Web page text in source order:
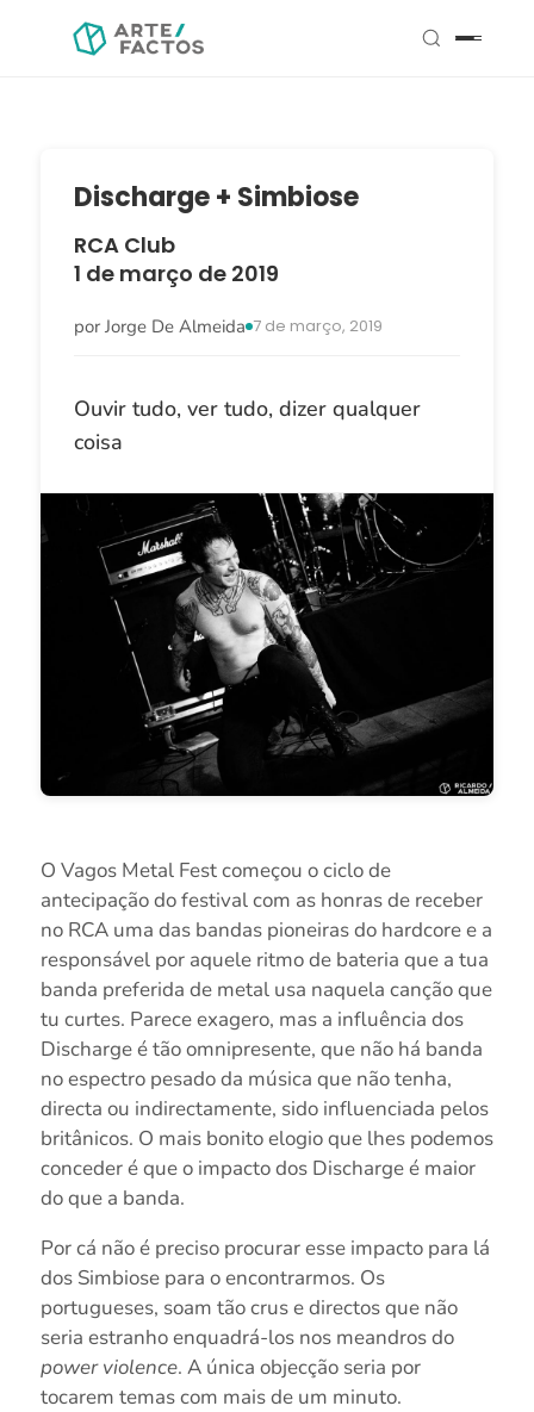
Discharge + Simbiose
RCA Club
1 de março de 2019
por Jorge De Almeida 7 de março, 2019
Ouvir tudo, ver tudo, dizer qualquer
coisa
O Vagos Metal Fest começou o ciclo de
antecipação do festival com as honras de receber
no RCA uma das bandas pioneiras do hardcore e a
responsável por aquele ritmo de bateria que a tua
banda preferida de metal usa naquela canção que
tu curtes. Parece exagero, mas a influência dos
Discharge é tão omnipresente, que não há banda
no espectro pesado da música que não tenha,
directa ou indirectamente, sido influenciada pelos
britânicos. O mais bonito elogio que lhes podemos
conceder é que o impacto dos Discharge é maior
do que a banda.
Por cá não é preciso procurar esse impacto para lá
dos Simbiose para o encontrarmos. Os
portugueses, soam tão crus e directos que não
seria estranho enquadrá-los nos meandros do
power violence. A única objecção seria por
tocarem temas com mais de um minuto.